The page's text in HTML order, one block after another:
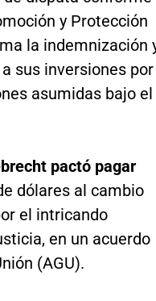
y Protección
la indemnización
sus inversiones por
asumidas bajo el
pactó pagar
dólares al cambio
el intricando
en un acuerdo
(AGU).